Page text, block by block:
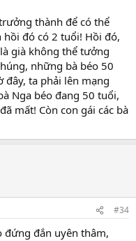
thành để có thể
hồi đó có 2 tuổi! Hồi đó,
già không thể tưởng
những bà béo 50
đây, ta phải lên mạng
Nga béo đang 50 tuổi,
mất! Còn con gái các bà
#34
đứng đắn uyên thâm,